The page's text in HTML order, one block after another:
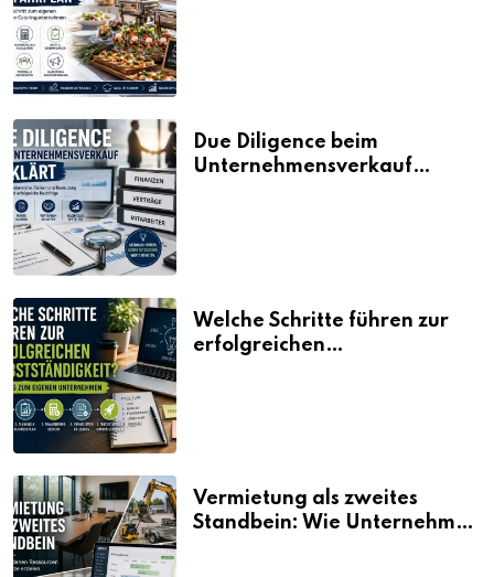
Due Diligence beim
Unternehmensverkauf
Welche Schritte führen zur
erfolgreichen
Vermietung als zweites
Standbein: Wie Unternehmen